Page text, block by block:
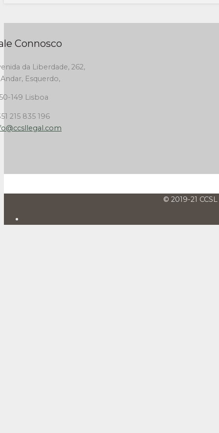
Connosco
da Liberdade, 262,
Andar, Esquerdo,
149 Lisboa
215 835 196
© 2019-21